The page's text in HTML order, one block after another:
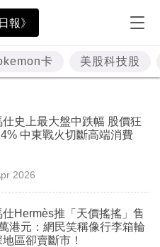
報》
卡 美股科技股
仕史上最大盤中跌幅 股價狂
中東戰火切斷高端消費
2026
仕Hermès推「天價搖搖」售
港元：網民笑稱像行李箱輪
地區卻賣斷市！